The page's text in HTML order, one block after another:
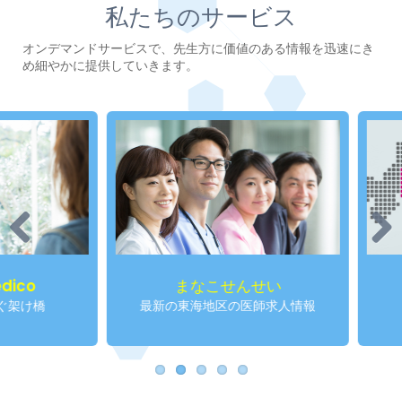
私たちのサービス
オンデマンドサービスで、先生方に価値のある情報を迅速にき
め細やかに提供していきます。
まなこせんせい
最新の東海地区の医師求人情報
Previous Next